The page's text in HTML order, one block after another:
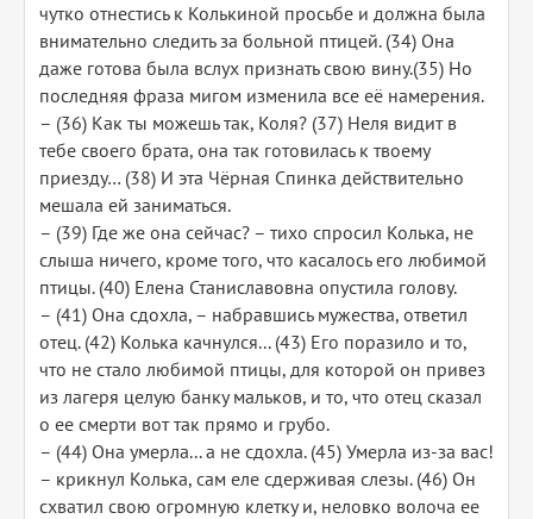
чутко отнестись к Колькиной просьбе и должна была
внимательно следить за больной птицей. (34) Она
даже готова была вслух признать свою вину.(35) Но
последняя фраза мигом изменила все её намерения.
– (36) Как ты можешь так, Коля? (37) Неля видит в
тебе своего брата, она так готовилась к твоему
приезду… (38) И эта Чёрная Спинка действительно
мешала ей заниматься.
– (39) Где же она сейчас? – тихо спросил Колька, не
слыша ничего, кроме того, что касалось его любимой
птицы. (40) Елена Станиславовна опустила голову.
– (41) Она сдохла, – набравшись мужества, ответил
отец. (42) Колька качнулся... (43) Его поразило и то,
что не стало любимой птицы, для которой он привез
из лагеря целую банку мальков, и то, что отец сказал
о ее смерти вот так прямо и грубо.
– (44) Она умерла... а не сдохла. (45) Умерла из-за вас!
– крикнул Колька, сам еле сдерживая слезы. (46) Он
схватил свою огромную клетку и, неловко волоча ее